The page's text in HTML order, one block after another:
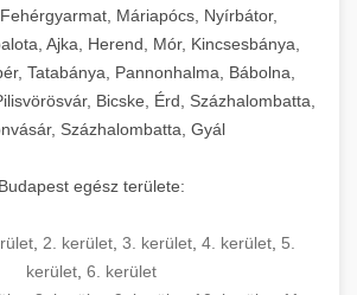
Máriapócs, Nyírbátor,
Ajka, Herend, Mór, Kincsesbánya,
Tatabánya, Pannonhalma, Bábolna,
Bicske, Érd, Százhalombatta,
Százhalombatta, Gyál
Budapest egész területe:
2. kerület 3. kerület 4. kerület 5.
kerület 6. kerület